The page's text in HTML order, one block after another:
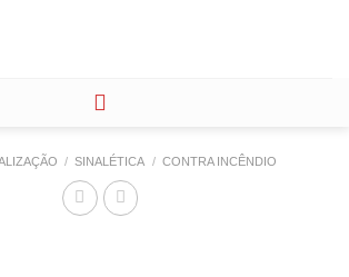
/ SINALÉTICA / CONTRA INCÊNDIO